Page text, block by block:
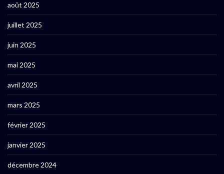
août 2025
juillet 2025
juin 2025
mai 2025
avril 2025
mars 2025
février 2025
janvier 2025
décembre 2024